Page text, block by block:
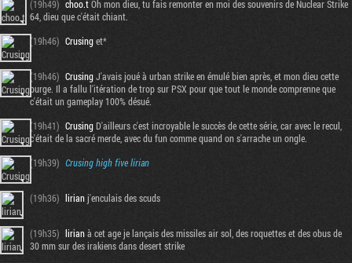
(19h49) choo.tOh mon dieu, tu fais remonter en moi des souvenirs de Nuclear Strike
64, dieu que c'était chiant.
(19h46) Crusinget*
(19h46) CrusingJ'avais joué à urban strike en émulé bien après, et mon dieu cette
purge. Il a fallu l'itération de trop sur PSX pour que tout le monde comprenne que
c'était un gameplay 100% désué.
(19h41) CrusingD'ailleurs c'est incroyable le succès de cette série, car avec le recul,
c'était de la sacré merde, avec du fun comme quand on s'arrache un ongle.
(19h39) Crusinghigh five lirian
(19h36) lirianj'enculais des scuds
(19h35) lirianà cet age je lançais des missiles air sol, des roquettes et des obus de
30 mm sur des irakiens dans desert strike